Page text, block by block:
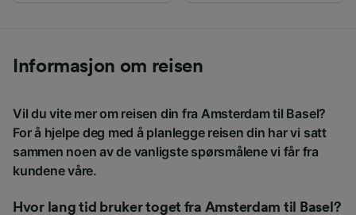
Informasjon om reisen
Vil du vite mer om reisen din fra Amsterdam til Basel?
For å hjelpe deg med å planlegge reisen din har vi satt
sammen noen av de vanligste spørsmålene vi får fra
kundene våre.
Hvor lang tid bruker toget fra Amsterdam til Basel?